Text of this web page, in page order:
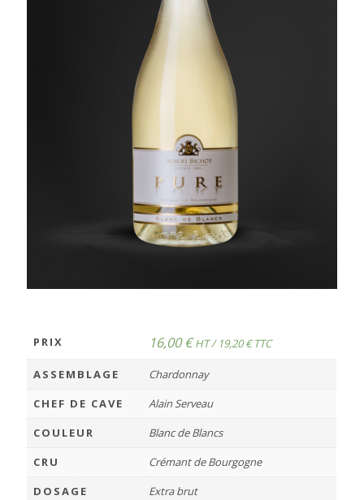
PRIX 16,00€ HT / 19,20€TTC
ASSEMBLAGE
Chardonnay
CHEF DE CAVE
Alain Serveau
COULEUR
Blanc de Blancs
CRU
Crémant de Bourgogne
DOSAGE
Extra brut